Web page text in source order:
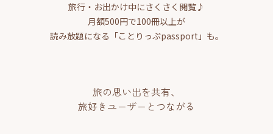
旅行・お出かけ中にさくさく閲覧♪
月額500円で100冊以上が
読み放題になる「ことりっぷpassport」も。
旅の思い出を共有、
旅好きユーザーとつながる